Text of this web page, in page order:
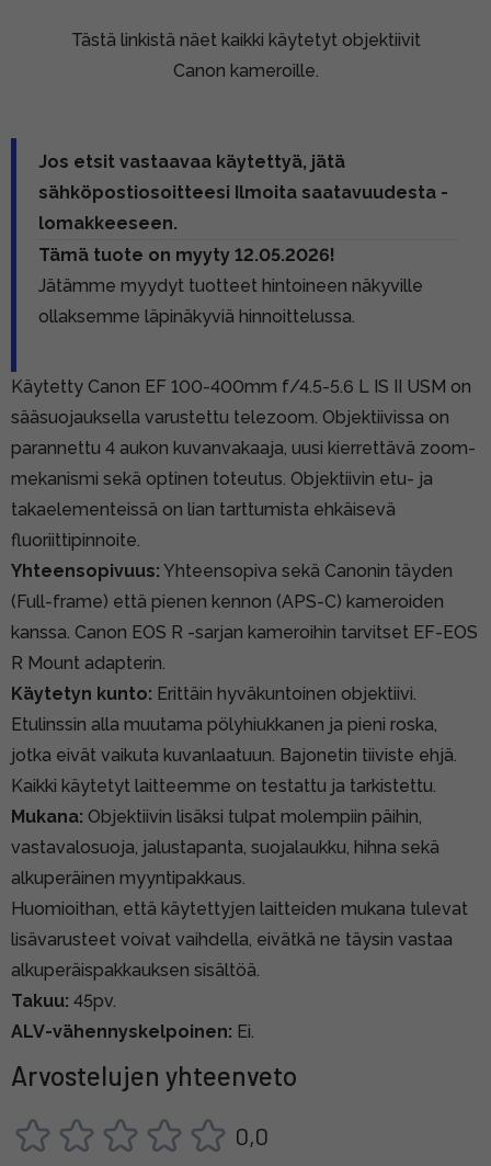
Tästä linkistä näet kaikki käytetyt objektiivit
Canon kameroille.
Jos etsit vastaavaa käytettyä, jätä
sähköpostiosoitteesi Ilmoita saatavuudesta -
lomakkeeseen.
Tämä tuote on myyty 12.05.2026!
Jätämme myydyt tuotteet hintoineen näkyville
ollaksemme läpinäkyviä hinnoittelussa.
Käytetty Canon EF 100-400mm f/4.5-5.6 L IS II USM on
sääsuojauksella varustettu telezoom. Objektiivissa on
parannettu 4 aukon kuvanvakaaja, uusi kierrettävä zoom-
mekanismi sekä optinen toteutus. Objektiivin etu- ja
takaelementeissä on lian tarttumista ehkäisevä
fluoriittipinnoite.
Yhteensopivuus: Yhteensopiva sekä Canonin täyden
(Full-frame) että pienen kennon (APS-C) kameroiden
kanssa. Canon EOS R -sarjan kameroihin tarvitset EF-EOS
R Mount adapterin.
Käytetyn kunto: Erittäin hyväkuntoinen objektiivi.
Etulinssin alla muutama pölyhiukkanen ja pieni roska,
jotka eivät vaikuta kuvanlaatuun. Bajonetin tiiviste ehjä.
Kaikki käytetyt laitteemme on testattu ja tarkistettu.
Mukana: Objektiivin lisäksi tulpat molempiin päihin,
vastavalosuoja, jalustapanta, suojalaukku, hihna sekä
alkuperäinen myyntipakkaus.
Huomioithan, että käytettyjen laitteiden mukana tulevat
lisävarusteet voivat vaihdella, eivätkä ne täysin vastaa
alkuperäispakkauksen sisältöä.
Takuu: 45pv.
ALV-vähennyskelpoinen: Ei.
Arvostelujen yhteenveto
0,0